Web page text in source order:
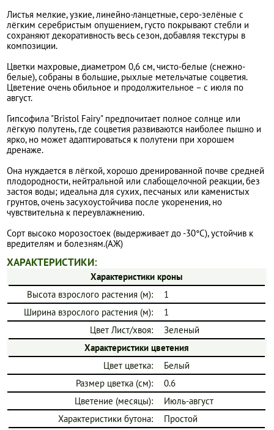
Листья мелкие, узкие, линейно-ланцетные, серо-зелёные с
лёгким серебристым опушением, густо покрывают стебли и
сохраняют декоративность весь сезон, добавляя текстуры в
композиции.
Цветки махровые, диаметром 0,6 см, чисто-белые (снежно-
белые), собраны в большие, рыхлые метельчатые соцветия.
Цветение очень обильное и продолжительное – с июля по
август.
Гипсофила "Bristol Fairy" предпочитает полное солнце или
лёгкую полутень, где соцветия развиваются наиболее пышно и
ярко, но может адаптироваться к полутени при хорошем
дренаже.
Она нуждается в лёгкой, хорошо дренированной почве средней
плодородности, нейтральной или слабощелочной реакции, без
застоя воды; идеальна для сухих, песчаных или каменистых
грунтов, очень засухоустойчива после укоренения, но
чувствительна к переувлажнению.
Сорт высоко морозостоек (выдерживает до -30°C), устойчив к
вредителям и болезням.(АЖ)
ХАРАКТЕРИСТИКИ:
Характеристики кроны
Высота взрослого растения (м):
1
Ширина взрослого растения (м):
1
Цвет Лист/хвоя:
Зеленый
Характеристики цветения
Цвет цветка:
Белый
Размер цветка (см):
0.6
Цветение (месяцы):
Июль-август
Характеристики бутона:
Простой